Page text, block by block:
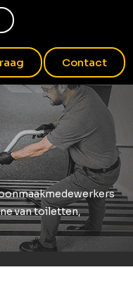
Contact
van toiletten,